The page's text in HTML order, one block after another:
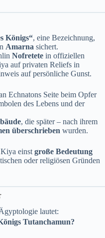
Königs“, eine Bezeichnung,
Amarna sichert.
Nofretete in offiziellen
auf privaten Reliefs in
auf persönliche Gunst.
Echnatons Seite beim Opfer
des Lebens und der
, die später – nach ihrem
überschrieben wurden.
einst große Bedeutung
oder religiösen Gründen
lautet:
Tutanchamun?